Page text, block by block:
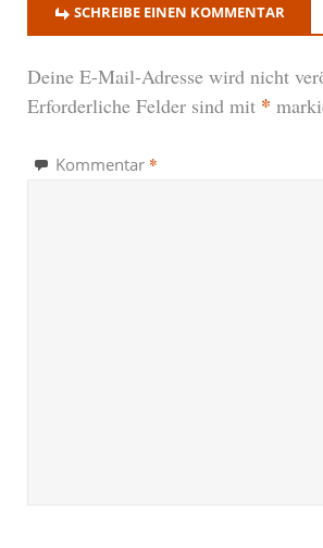
SCHREIBE EINEN KOMMENTAR
Deine E-Mail-Adresse wird nicht
Erforderliche Felder sind mit *
Kommentar *